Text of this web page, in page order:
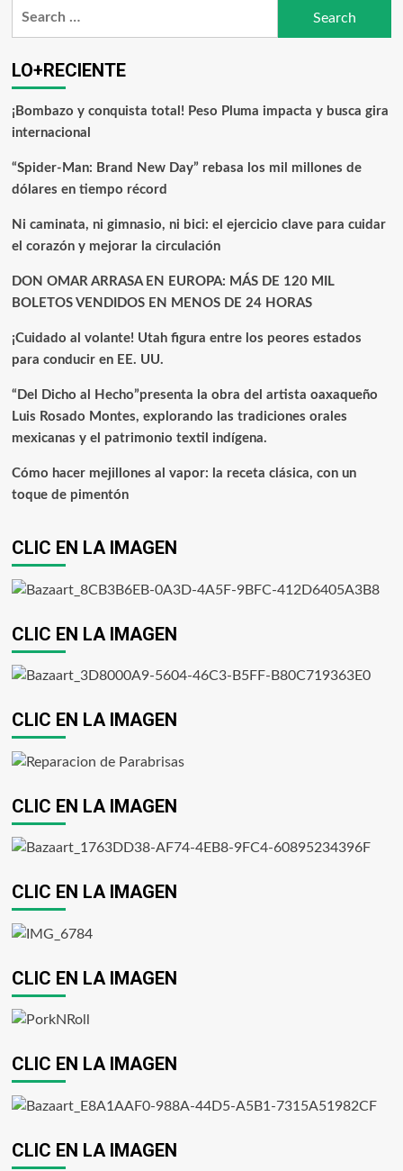
LO+RECIENTE
¡Bombazo y conquista total! Peso Pluma impacta y busca gira
internacional
“Spider-Man: Brand New Day” rebasa los mil millones de
dólares en tiempo récord
Ni caminata, ni gimnasio, ni bici: el ejercicio clave para cuidar
el corazón y mejorar la circulación
DON OMAR ARRASA EN EUROPA: MÁS DE 120 MIL
BOLETOS VENDIDOS EN MENOS DE 24 HORAS
¡Cuidado al volante! Utah figura entre los peores estados
para conducir en EE. UU.
“Del Dicho al Hecho”presenta la obra del artista oaxaqueño
Luis Rosado Montes, explorando las tradiciones orales
mexicanas y el patrimonio textil indígena.
Cómo hacer mejillones al vapor: la receta clásica, con un
toque de pimentón
CLIC EN LA IMAGEN
CLIC EN LA IMAGEN
CLIC EN LA IMAGEN
CLIC EN LA IMAGEN
CLIC EN LA IMAGEN
CLIC EN LA IMAGEN
CLIC EN LA IMAGEN
CLIC EN LA IMAGEN